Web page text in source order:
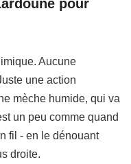
pour
Aucune
une action
mèche humide, qui va
un peu comme quand
fil - en le dénouant
droite.